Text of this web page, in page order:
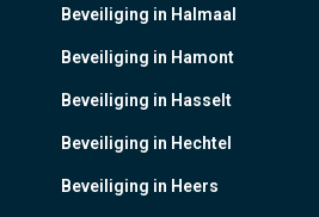
Beveiliging in Halmaal
Beveiliging in Hamont
Beveiliging in Hasselt
Beveiliging in Hechtel
Beveiliging in Heers